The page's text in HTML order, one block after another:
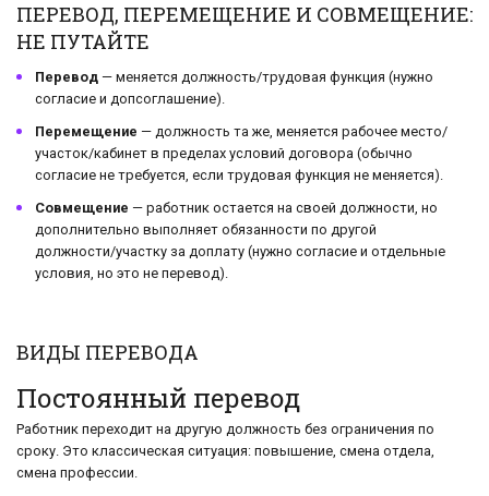
ПЕРЕВОД, ПЕРЕМЕЩЕНИЕ И СОВМЕЩЕНИЕ:
НЕ ПУТАЙТЕ
Перевод — меняется должность/трудовая функция (нужно
согласие и допсоглашение).
Перемещение — должность та же, меняется рабочее место/
участок/кабинет в пределах условий договора (обычно
согласие не требуется, если трудовая функция не меняется).
Совмещение — работник остается на своей должности, но
дополнительно выполняет обязанности по другой
должности/участку за доплату (нужно согласие и отдельные
условия, но это не перевод).
ВИДЫ ПЕРЕВОДА
Постоянный перевод
Работник переходит на другую должность без ограничения по
сроку. Это классическая ситуация: повышение, смена отдела,
смена профессии.